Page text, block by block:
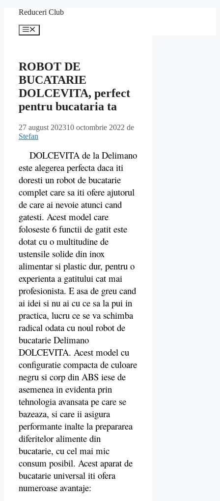
conținut
Reduceri Club
Meniu
ROBOT DE
BUCATARIE
DOLCEVITA, perfect
pentru bucataria ta
27 august 202310 octombrie 2022 de
Stefan
DOLCEVITA de la Delimano
este alegerea perfecta daca iti
doresti un robot de bucatarie
complet care sa iti ofere ajutorul
de care ai nevoie atunci cand
gatesti. Acest model care
foloseste 6 functii de gatit este
dotat cu o multitudine de
ustensile solide din inox
alimentar si plastic dur, pentru o
experienta a gatitului cat mai
profesionista. E asa de greu cand
ai idei si nu ai cu ce sa la pui in
practica, lucru ce se va schimba
radical odata cu noul robot de
bucatarie Delimano
DOLCEVITA. Acest model cu
configuratie compacta de culoare
negru si corp din ABS iese de
asemenea in evidenta prin
tehnologia avansata pe care se
bazeaza, si care ii asigura
performante inalte la prepararea
diferitelor alimente din
bucatarie, cu cel mai mic
consum posibil. Acest aparat de
bucatarie universal iti ofera
numeroase avantaje: